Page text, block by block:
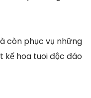
còn phục vụ những
kế hoa tuoi độc đáo